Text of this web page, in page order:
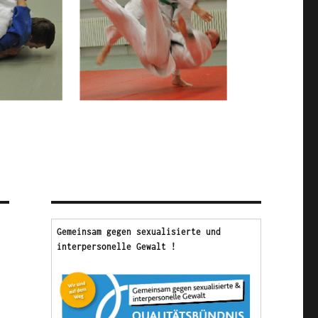
Gemeinsam gegen sexualisierte und
interpersonelle Gewalt !